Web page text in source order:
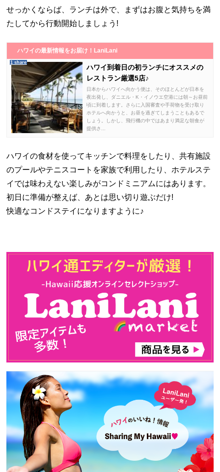
せっかくならば、ランチは外で、まずはお腹と気持ちを満
たしてから行動開始しましょう!
ハワイの最新情報をお届け！LaniLani
1 share
ハワイ到着日の初ランチにオススメの
レストラン厳選5店♪
日本からハワイへ向かう便は、そのほとんどが日本を
夜出発し、ダニエル・K・イノウエ空港には朝～お昼前
頃に到着します。さらに入国審査や手荷物を受け取り
ホテルへ向かうと、お昼を過ぎてしまうこともあるで
しょう。しかし、飛行機の中ではあまり満足な朝食が
提供さ...
ハワイの食材を使ってキッチンで料理をしたり、共有施設
のプールやテニスコートを家族で利用したり、ホテルステ
イでは味わえない楽しみがコンドミニアムにはあります。
初日に準備が整えば、あとは思い切り遊ぶだけ!
快適なコンドステイになりますように♪